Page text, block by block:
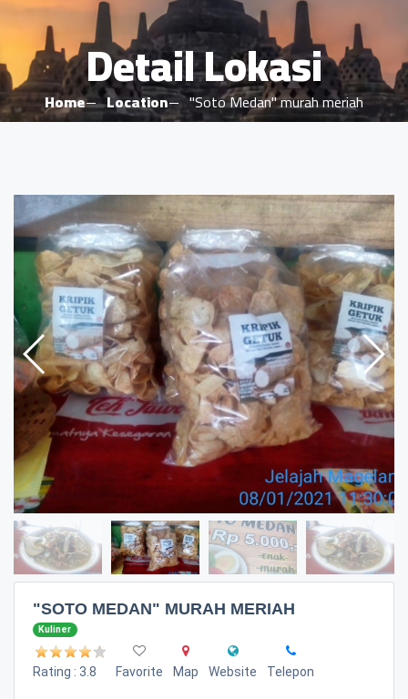
Detail Lokasi
Home Location "Soto Medan" murah meriah
"SOTO MEDAN" MURAH MERIAH
Kuliner
Rating : 3.8 Favorite Map Website Telepon